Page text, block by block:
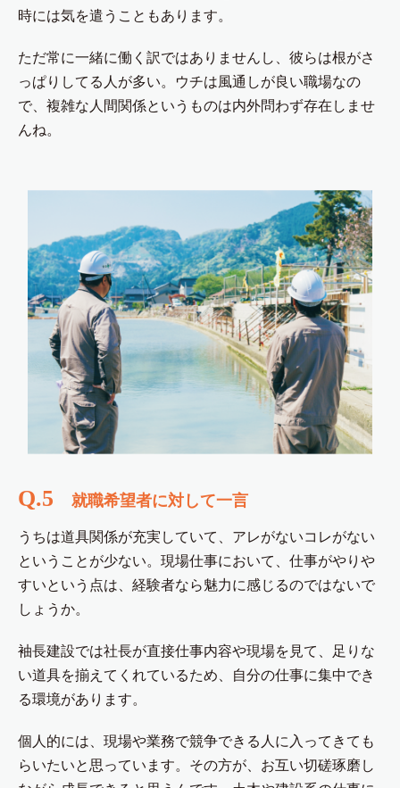
時には気を遣うこともあります。
ただ常に一緒に働く訳ではありませんし、彼らは根がさ
っぱりしてる人が多い。ウチは風通しが良い職場なの
で、複雑な人間関係というものは内外問わず存在しませ
んね。
Q.5 就職希望者に対して一言
うちは道具関係が充実していて、アレがないコレがない
ということが少ない。現場仕事において、仕事がやりや
すいという点は、経験者なら魅力に感じるのではないで
しょうか。
袖長建設では社長が直接仕事内容や現場を見て、足りな
い道具を揃えてくれているため、自分の仕事に集中でき
る環境があります。
個人的には、現場や業務で競争できる人に入ってきても
らいたいと思っています。その方が、お互い切磋琢磨し